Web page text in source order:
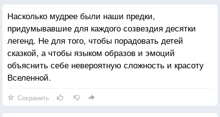
Насколько мудрее были наши предки,
придумывавшие для каждого созвездия десятки
легенд. Не для того, чтобы порадовать детей
сказкой, а чтобы языком образов и эмоций
объяснить себе невероятную сложность и красоту
Вселенной.
Сохранить